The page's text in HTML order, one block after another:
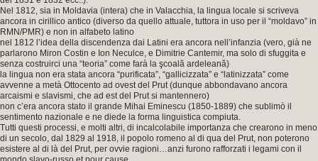
Nel 1812, sia in Moldavia (intera) che in Valacchia, la lingua locale si scriveva
ancora in cirillico antico (diverso da quello attuale, tuttora in uso per il “moldavo” in
RMN/PMR) e non in alfabeto latino
nel 1812 l’idea della discendenza dai Latini era ancora nell’infanzia (vero, già ne
parlarono Miron Costin e Ion Neculce, e Dimitrie Cantemir, ma solo di sfuggita e
senza costruirci una “teoria” come farà la şcoală ardeleană)
la lingua non era stata ancora “purificata”, “gallicizzata” e “latinizzata” come
avvenne a metà Ottocento ad ovest del Prut (dunque abbondavano ancora
arcaismi e slavismi, che ad est del Prut si mantennero)
non c’era ancora stato il grande Mihai Eminescu (1850-1889) che sublimò il
sentimento nazionale e ne diede la forma linguistica compiuta.
Tutti questi processi, e molti altri, di incalcolabile importanza che crearono in meno
di un secolo, dal 1829 al 1918, il popolo romeno al di qua del Prut, non poterono
esistere al di là del Prut, per ovvie ragioni…anzi furono rafforzati i legami con il